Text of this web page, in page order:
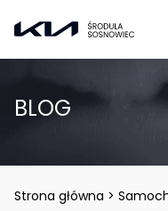
BLOG
Strona główna >